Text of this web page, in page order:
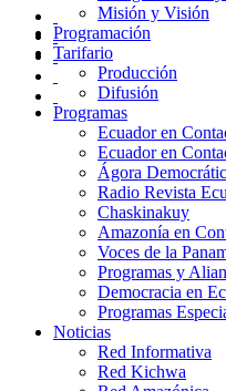
Misión y Visión
Programación
Tarifario
Producción
Difusión
Programas
Ecuador en
Ecuador en
Ágora
Radio Revista
Chaskinakuy
Amazonía en
Voces de la
Programas y
Democracia en
Programas
Noticias
Red Informativa
Red Kichwa